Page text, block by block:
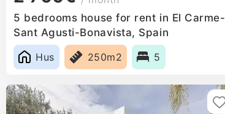
5 bedrooms house for rent in El Carme-
Sant Agusti-Bonavista, Spain
Hus
250m2 5